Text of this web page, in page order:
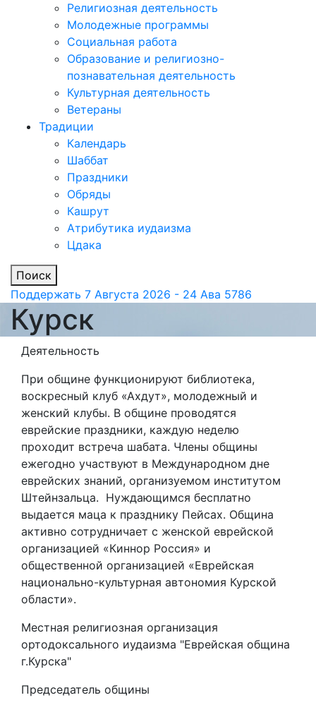
Религиозная деятельность
Молодежные программы
Социальная работа
Образование и религиозно-
познавательная деятельность
Культурная деятельность
Ветераны
Традиции
Календарь
Шаббат
Праздники
Обряды
Кашрут
Атрибутика иудаизма
Цдака
Поиск
Поддержать 7 Августа 2026 - 24 Ава 5786
Курск
Деятельность
При общине функционируют библиотека,
воскресный клуб «Ахдут», молодежный и
женский клубы. В общине проводятся
еврейские праздники, каждую неделю
проходит встреча шабата. Члены общины
ежегодно участвуют в Международном дне
еврейских знаний, организуемом институтом
Штейнзальца. Нуждающимся бесплатно
выдается маца к празднику Пейсах. Община
активно сотрудничает с женской еврейской
организацией «Киннор Россия» и
общественной организацией «Еврейская
национально-культурная автономия Курской
области».
Местная религиозная организация
ортодоксального иудаизма "Еврейская община
г.Курска"
Председатель общины